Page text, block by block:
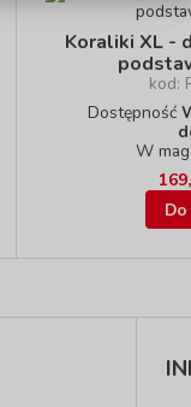
Koraliki XL -
kod:
Dostępność
W